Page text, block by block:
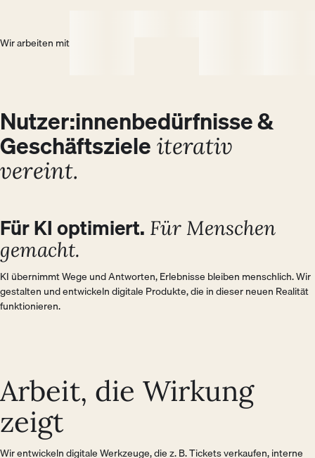
Wir arbeiten mit
Nutzer:innenbedürfnisse &
Geschäftsziele iterativ
vereint.
USER
Für KI optimiert. Für Menschen
gemacht.
KI übernimmt Wege und Antworten, Erlebnisse bleiben menschlich. Wir
gestalten und entwickeln digitale Produkte, die in dieser neuen Realität
funktionieren.
Arbeit, die Wirkung
zeigt
Wir entwickeln digitale Werkzeuge, die z. B. Tickets verkaufen, interne